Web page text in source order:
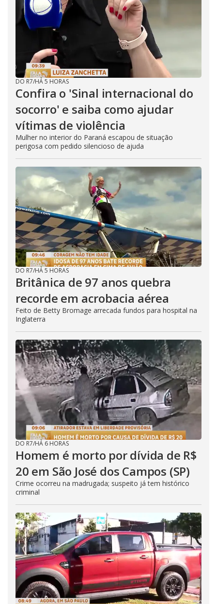
DO R7/HÁ 5 HORAS
Confira o 'Sinal internacional do
socorro' e saiba como ajudar
vítimas de violência
Mulher no interior do Paraná escapou de situação
perigosa com pedido silencioso de ajuda
DO R7/HÁ 5 HORAS
Britânica de 97 anos quebra
recorde em acrobacia aérea
Feito de Betty Bromage arrecada fundos para hospital na
Inglaterra
DO R7/HÁ 6 HORAS
Homem é morto por dívida de R$
20 em São José dos Campos (SP)
Crime ocorreu na madrugada; suspeito já tem histórico
criminal